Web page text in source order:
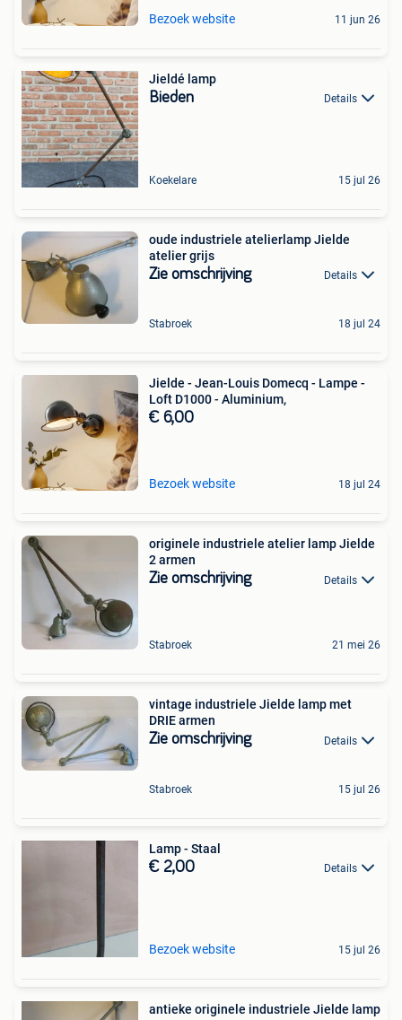
Bezoek website 11 jun 26
Jieldé lamp
Bieden Details
Koekelare 15 jul 26
oude industriele atelierlamp Jielde
atelier grijs
Zie omschrijving Details
Stabroek 18 jul 24
Jielde - Jean-Louis Domecq - Lampe -
Loft D1000 - Aluminium,
€ 6,00
Bezoek website 18 jul 24
originele industriele atelier lamp Jielde
2 armen
Zie omschrijving Details
Stabroek 21 mei 26
vintage industriele Jielde lamp met
DRIE armen
Zie omschrijving Details
Stabroek 15 jul 26
Lamp - Staal
€ 2,00 Details
Bezoek website 15 jul 26
antieke originele industriele Jielde lamp